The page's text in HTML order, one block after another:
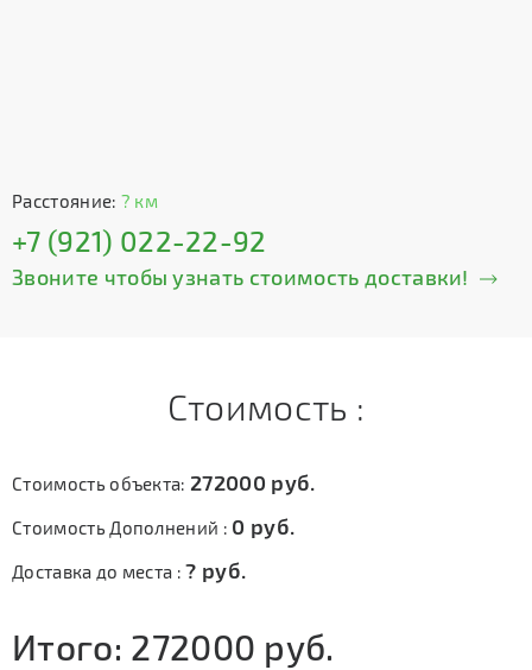
Расстояние: ? км
+7 (921) 022-22-92
Звоните чтобы узнать стоимость доставки!
Стоимость :
Стоимость объекта: 272000 руб.
Стоимость Дополнений : 0 руб.
Доставка до места :? руб.
Итого: 272000 руб.